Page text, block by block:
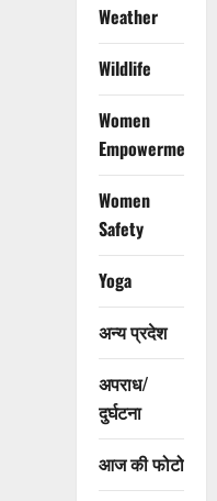
Weather
Wildlife
Women
Empowerment
Women
Safety
Yoga
अन्य प्रदेश
अपराध/
दुर्घटना
आज की फोटो